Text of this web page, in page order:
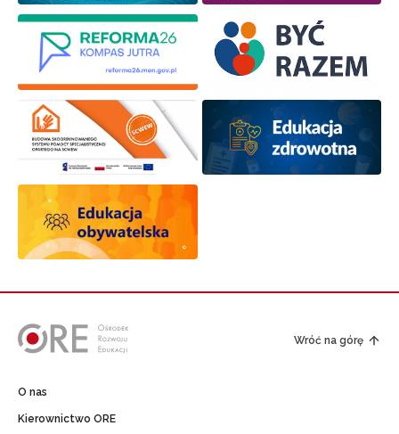
Wróć na górę
O nas
Kierownictwo ORE